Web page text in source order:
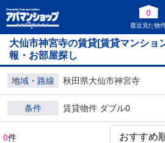
0
最近見た物
大仙市神宮寺の賃貸[賃貸マンショ
報・お部屋探し
地域・路線 秋田県大仙市神宮寺
条件 賃貸物件 ダブル0
0件